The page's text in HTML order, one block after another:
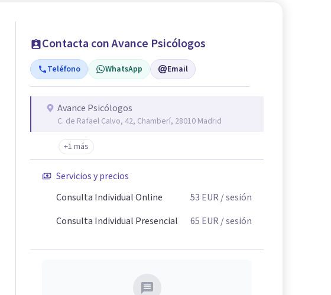
Contacta con Avance Psicólogos
Teléfono WhatsApp Email
Avance Psicólogos
C. de Rafael Calvo, 42, Chamberí, 28010 Madrid
+1 más
Servicios y precios
Consulta Individual Online
53 EUR/ sesión
Consulta Individual Presencial
65 EUR/ sesión